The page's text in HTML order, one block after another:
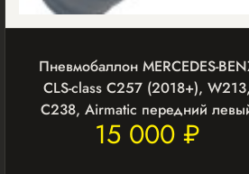
Пневмобаллон MERCEDES-
CLS-class C257 (2018+), W213,
C238, Airmatic передний
15 000 ₽